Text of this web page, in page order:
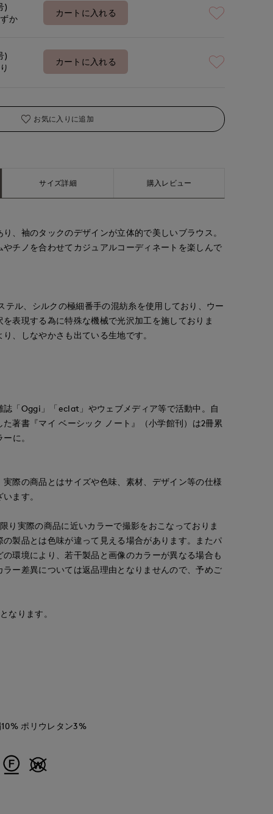
CLOSET
ao
岡山天満屋SUPERIORCLOSET
157cm
Michino
那覇メインプレイスI.T.'S.international
162cm
yoshi
博多大丸7-IDconcept.
155cm
)
か
カートに入れる
)
カートに入れる
お気に入りに追加
サイズ詳細 購入レビュー
、袖のタックのデザインが立体的で美しいブラウス。
チノを合わせてカジュアルコーディネートを楽しんで
テル、シルクの極細番手の混紡糸を使用しており、ウー
表現する為に特殊な機械で光沢加工を施しておりま
、しなやかさも出ている生地です。
誌「Oggi」「eclat」やウェブメディア等で活動中。自
著書『マイ ベーシック ノート』（小学館刊）は2冊累
に。
際の商品とはサイズや色味、素材、デザイン等の仕様
ます。
り実際の商品に近いカラーで撮影をおこなっておりま
製品とは色味が違って見える場合があります。またパ
環境により、若干製品と画像のカラーが異なる場合も
ラー差異については返品理由となりませんので、予めご
なります。
ポリウレタン3%